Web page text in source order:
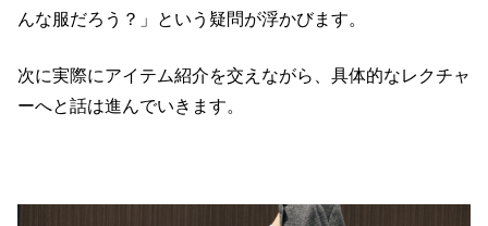
んな服だろう？」という疑問が浮かびます。
次に実際にアイテム紹介を交えながら、具体的なレクチャ
ーへと話は進んでいきます。